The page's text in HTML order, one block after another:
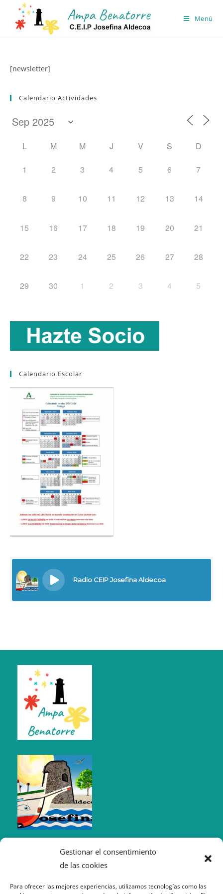
Gestionar el consentimiento
de las cookies
Para ofrecer las mejores experiencias, utilizamos tecnologías como las
contenido
Menú
[newsletter]
Calendario Actividades
L M M J V S D
1 2 3 4 5 6 7
8 9 10 11 12 13 14
15 16 17 18 19 20 21
22 23 24 25 26 27 28
29 30 1 2 3 4 5
Calendario Escolar